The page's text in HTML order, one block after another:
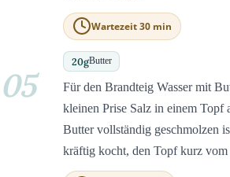
Wartezeit 30 min
20gButter
05
Für den Brandteig Wasser mit
kleinen Prise Salz in einem Topf
Butter vollständig geschmolzen
kräftig kocht, den Topf kurz vom